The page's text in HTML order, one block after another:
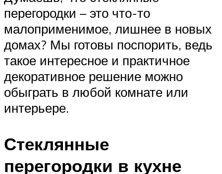
перегородки – это что-то
малоприменимое, лишнее в новых
домах? Мы готовы поспорить, ведь
такое интересное и практичное
декоративное решение можно
обыграть в любой комнате или
интерьере.
Стеклянные
перегородки в кухне